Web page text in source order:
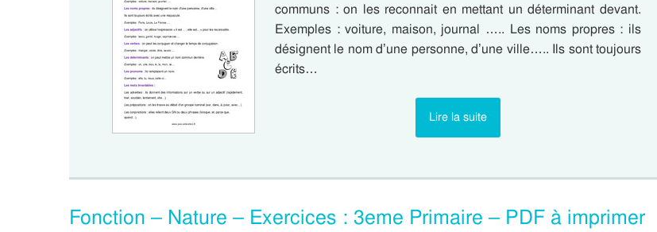
communs : on les reconnait en mettant un déterminant devant.
Exemples : voiture, maison, journal ….. Les noms propres : ils
désignent le nom d’une personne, d’une ville….. Ils sont toujours
écrits…
Lire la suite
Fonction – Nature – Exercices : 3eme Primaire – PDF à imprimer